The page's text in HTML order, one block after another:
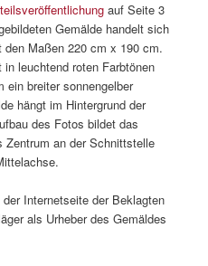
auf Seite 3
Gemälde handelt sich
Maßen 220 cm x 190 cm.
leuchtend roten Farbtönen
ein breiter sonnengelber
hängt im Hintergrund der
des Fotos bildet das
Zentrum an der Schnittstelle
Internetseite der Beklagten
als Urheber des Gemäldes